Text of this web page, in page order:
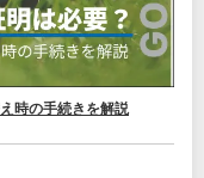
時の手続きを解説